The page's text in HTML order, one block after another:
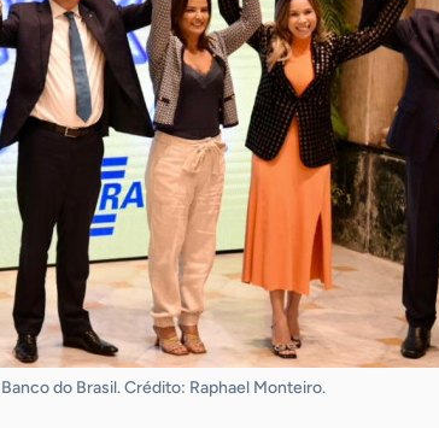
do Brasil. Crédito: Raphael Monteiro.